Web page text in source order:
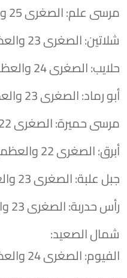
​مرسى علم: الصغرى 25 والعظمى 36.
​شلاتين: الصغرى 23 والعظمى 38.
​حلايب: الصغرى 24 والعظمى 36.
​أبو رماد: الصغرى 23 والعظمى 36.
​مرسى حميرة: الصغرى 22 والعظمى 35.
​أبرق: الصغرى 22 والعظمى 35.
​جبل علبة: الصغرى 23 والعظمى 35.
​رأس حدربة: الصغرى 23 والعظمى 34.
​شمال الصعيد:
​الفيوم: الصغرى 24 والعظمى 43.